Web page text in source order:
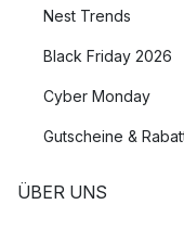
Nest Trends
Black Friday 2026
Cyber Monday
Gutscheine &
ÜBER UNS